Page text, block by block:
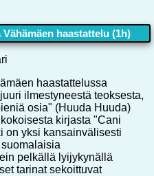
haastattelu (1h)
haastattelussa
ilmestyneestä teoksesta,
osia" (Huuda Huuda)
kirjasta "Cani
on yksi kansainvälisesti
pelkällä lyijykynällä
tarinat sekoittuvat